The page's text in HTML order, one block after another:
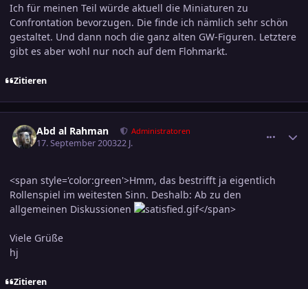
Ich für meinen Teil würde aktuell die Miniaturen zu
Confrontation bevorzugen. Die finde ich nämlich sehr schön
gestaltet. Und dann noch die ganz alten GW-Figuren. Letztere
gibt es aber wohl nur noch auf dem Flohmarkt.
Zitieren
Abd al Rahman Administratoren
17. September 200322 J.
<span style='color:green'>Hmm, das bestrifft ja eigentlich
Rollenspiel im weitesten Sinn. Deshalb: Ab zu den
allgemeinen Diskussionen
</span>
Viele Grüße
hj
Zitieren